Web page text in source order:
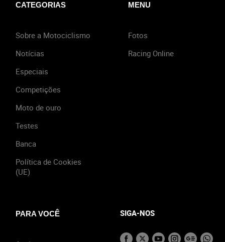
CATEGORIAS
Sobre a Motociclismo
Notícias
Especiais
Competições
Moto de ouro
Testes
Banca
Política de Cookies
(UE)
MENU
Fotos
Racing Online
PARA VOCÊ SIGA-NOS